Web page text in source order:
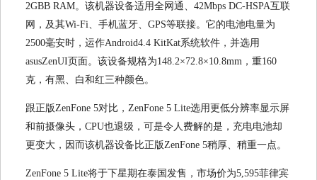
2GBB RAM。该机器设备适用全网通、42Mbps DC-HSPA互联
网，及其Wi-Fi、手机蓝牙、GPS等联接。它的电池电量为
2500毫安时，运作Android4.4 KitKat系统软件，并选用
asusZenUI页面。该设备规格为148.2×72.8×10.8mm，重160
克，有黑、白和红三种颜色。
跟正版ZenFone 5对比，ZenFone 5 Lite选用更低分辨率显示屏
和前摄像头，CPU也退级，可是令人费解的是，充电电池却
更变大，因而该机器设备比正版ZenFone 5稍厚、稍重一点。
ZenFone 5 Lite将于下星期在泰国发售，市场价为5,595菲律宾